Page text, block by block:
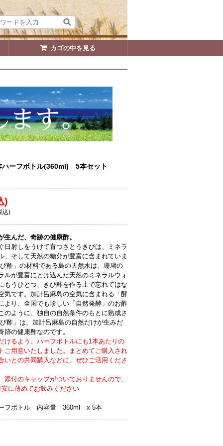
カゴの中を見る
ーフボトル(360ml) 5本セット
)
込)
生んだ、奇跡の健康酢。
日射しをうけて育つさとうきびは、ミネラ
、そして天然の糖分が豊富に含まれていま
酢」の材料である島の天然水は、珊瑚の
ルが豊富にとけ込んだ天然のミネラルウォ
もうひとつ、きび酢を作る上で忘れてはな
気です。加計呂麻島の空気に含まれる「酵
より、全国でも珍しい「自然発酵」のお酢
のように、独自の自然条件のもとに熟成さ
酢」は、加計呂麻島の自然だけが生みだ
跡の健康酢なのです。
けるよう、ハーフボトルにも1本あたりの
ご用意いたしました。まとめてご購入され
いとの共同購入などに、ぜひご活用くださ
付のキャップがついておりませんので、
に薄めてお飲みください
ーフボトル 内容量 360ml x 5本